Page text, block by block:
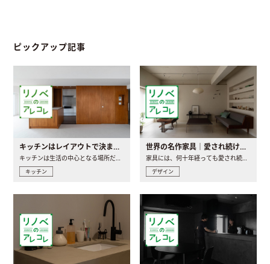
ピックアップ記事
キッチンはレイアウトで決まる。後悔しないための考え方と選び方
キッチン
世界の名作家具｜愛され続ける理由と一生モノとの出会い方
デザイン